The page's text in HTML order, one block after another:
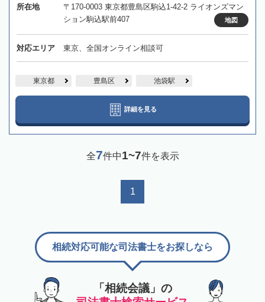
所在地
〒170-0003 東京都豊島区駒込1-42-2 ライオンズマン
ション駒込駅前407
地図
対応エリア 東京、全国オンライン相談可
東京都 豊島区 池袋駅
詳細を見る
全7件中1~7件を表示
1
「相続会議」の
相続対応可能な司法書士をお探しなら